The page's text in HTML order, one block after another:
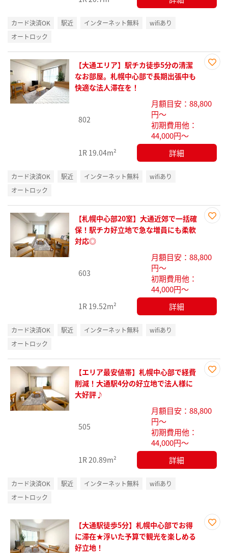
カード決済OK 駅近 インターネット無料
wifiあり
オートロック
録
【大通エリア】駅チカ徒歩5分の清潔
なお部屋。札幌中心部で長期出張中も
快適な法人滞在を！
802
月額目安：88,800
円～
初期費用他：
44,000円～
1R 19.04m² 詳細
カード決済OK 駅近 インターネット無料
wifiあり
オートロック
録
【札幌中心部20室】大通近郊で一括確
保！駅チカ好立地で急な増員にも柔軟
対応◎
603
月額目安：88,800
円～
初期費用他：
44,000円～
1R 19.52m² 詳細
カード決済OK 駅近 インターネット無料
wifiあり
オートロック
録
【エリア最安値帯】札幌中心部で経費
削減！大通駅4分の好立地で法人様に
大好評♪
505
月額目安：88,800
円～
初期費用他：
44,000円～
1R20.89m² 詳細
カード決済OK 駅近 インターネット無料
wifiあり
オートロック
【大通駅徒歩5分】札幌中心部でお得
に滞在★浮いた予算で観光を楽しめる
好立地！